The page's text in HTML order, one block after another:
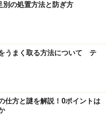
別の処置方法と防ぎ方
うまく取る方法について テ
仕方と謎を解説！0ポイントは